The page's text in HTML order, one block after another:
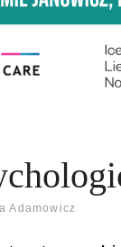
Adamowicz